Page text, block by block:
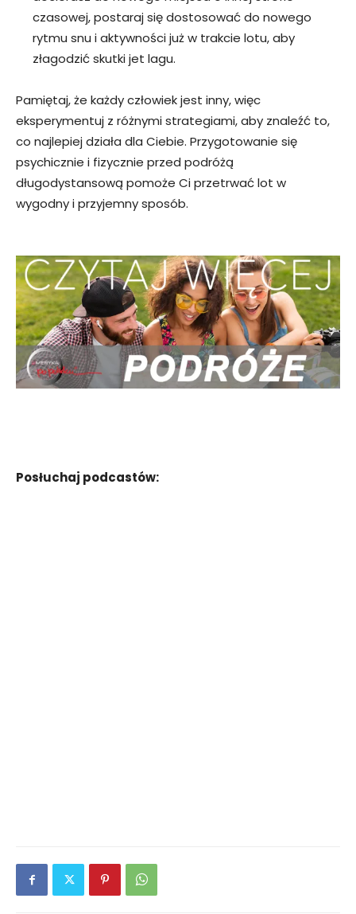
czasowej, postaraj się dostosować do nowego
rytmu snu i aktywności już w trakcie lotu, aby
złagodzić skutki jet lagu.
Pamiętaj, że każdy człowiek jest inny, więc
eksperymentuj z różnymi strategiami, aby znaleźć to,
co najlepiej działa dla Ciebie. Przygotowanie się
psychicznie i fizycznie przed podróżą
długodystansową pomoże Ci przetrwać lot w
wygodny i przyjemny sposób.
Posłuchaj podcastów: